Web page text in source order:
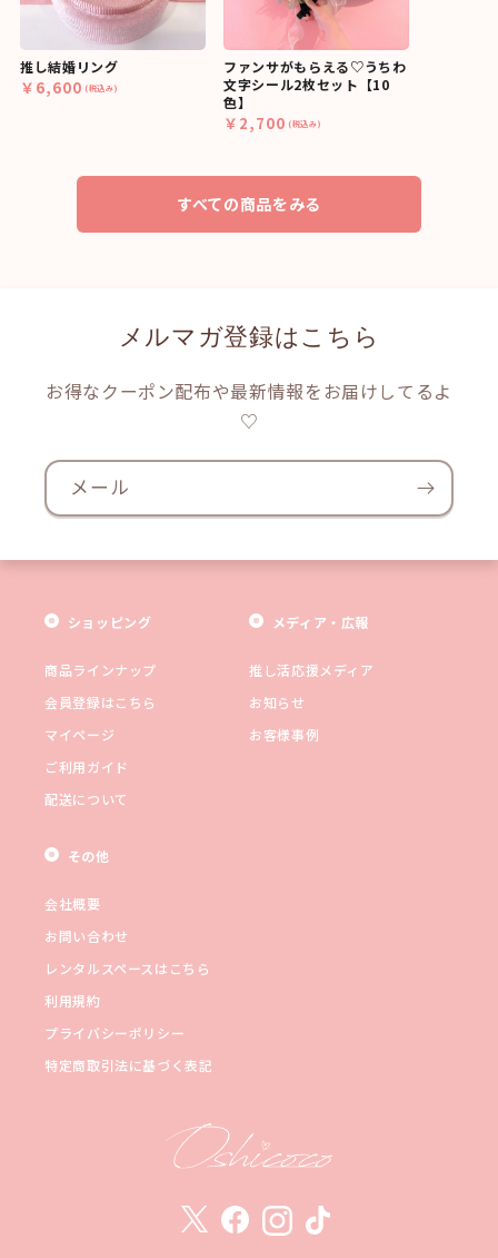
推し結婚リング
￥6,600 (税込み)
ファンサがもらえる♡うちわ
文字シール2枚セット【10
色】
￥2,700 (税込み)
すべての商品をみる
メルマガ登録はこちら
お得なクーポン配布や最新情報をお届けしてるよ
♡
メール
ショッピング
商品ラインナップ
会員登録はこちら
マイページ
ご利用ガイド
配送について
メディア・広報
推し活応援メディア
お知らせ
お客様事例
その他
会社概要
お問い合わせ
レンタルスペースはこちら
利用規約
プライバシーポリシー
特定商取引法に基づく表記